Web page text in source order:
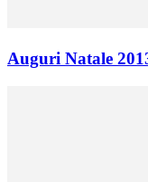
Auguri Natale